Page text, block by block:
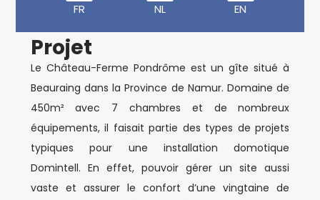
FR NL EN
Projet
Le Château-Ferme Pondrôme est un gîte situé à
Beauraing dans la Province de Namur. Domaine de
450m² avec 7 chambres et de nombreux
équipements, il faisait partie des types de projets
typiques pour une installation domotique
Domintell. En effet, pouvoir gérer un site aussi
vaste et assurer le confort d’une vingtaine de